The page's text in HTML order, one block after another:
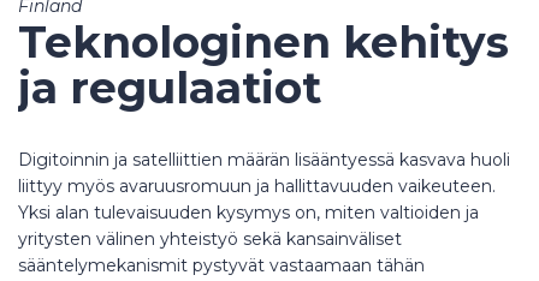
Finland
Teknologinen kehitys
ja regulaatiot
Digitoinnin ja satelliittien määrän lisääntyessä kasvava huoli
liittyy myös avaruusromuun ja hallittavuuden vaikeuteen.
Yksi alan tulevaisuuden kysymys on, miten valtioiden ja
yritysten välinen yhteistyö sekä kansainväliset
sääntelymekanismit pystyvät vastaamaan tähän